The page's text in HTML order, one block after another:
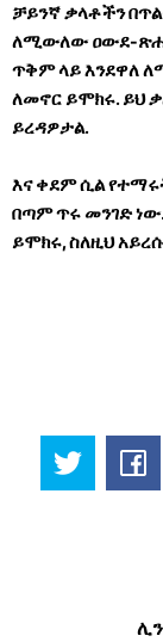
ቻይንኛ ቃላቶችን
ለሚውለው ዐውደ-
ጥቅም ላይ እንደዋለ
ለመኖር ይሞክሩ. ይህ
ይረዳዎታል.
እና ቀደም ሲል
በጣም ጥሩ መንገድ
ይሞክሩ, ስለዚህ